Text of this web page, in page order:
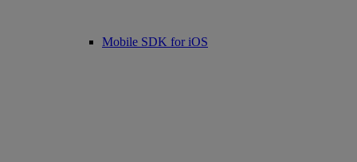
Mobile SDK for iOS